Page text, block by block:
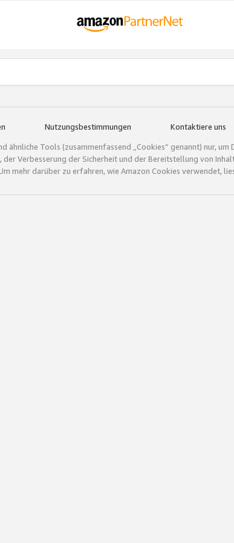
Nutzungsbestimmungen Kontaktiere uns
ähnliche Tools (zusammenfassend „Cookies“ genannt) nur,
Verbesserung der Sicherheit und der Bereitstellung von
mehr darüber zu erfahren, wie Amazon Cookies verwendet,